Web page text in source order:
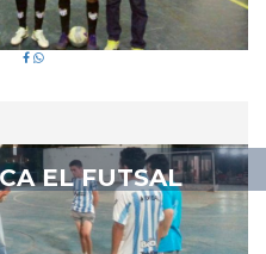
EL FUTSAL